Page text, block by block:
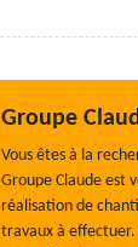
Groupe
Vous êtes à la
Groupe Claude est
réalisation de
travaux à effectuer.